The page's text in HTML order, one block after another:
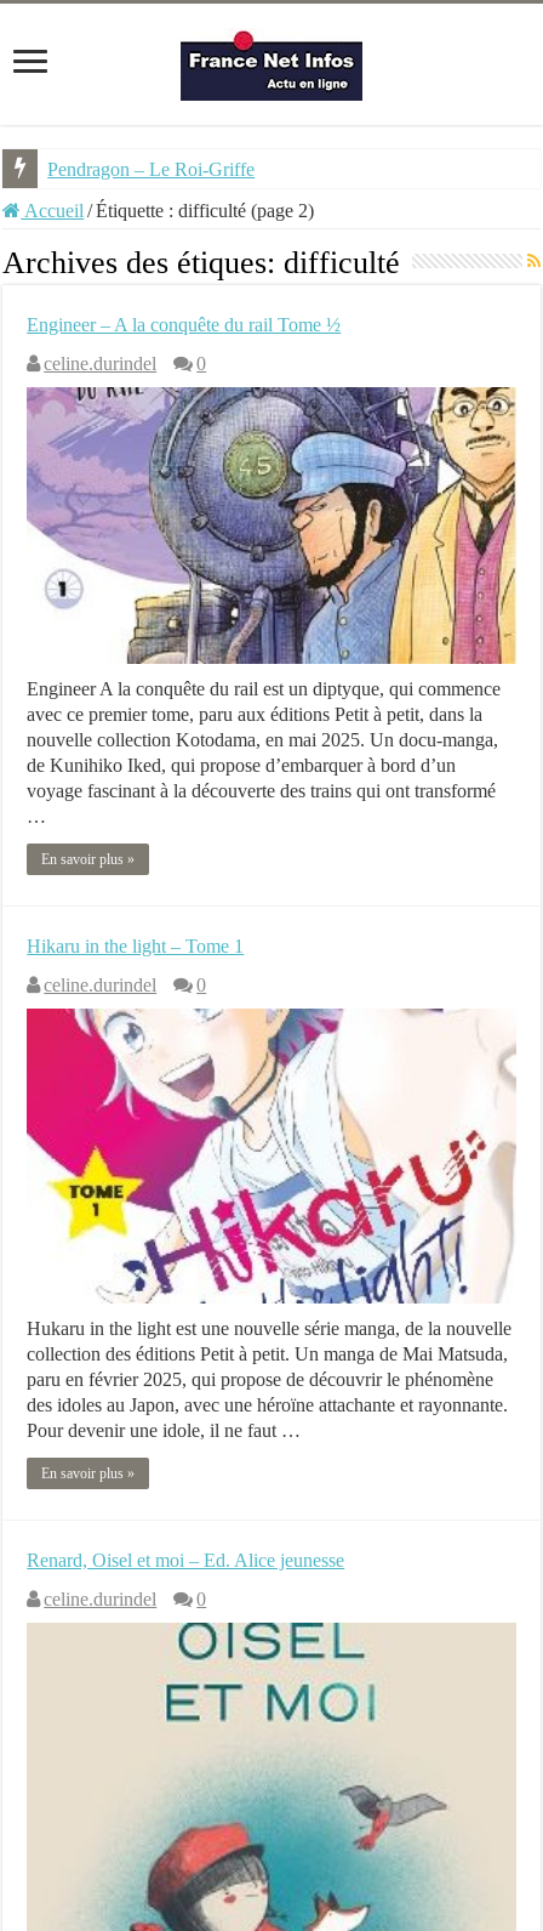
Pendragon – Le Roi-Griffe
Accueil /Étiquette :difficulté (page 2)
Archives des étiques: difficulté
Engineer – A la conquête du rail Tome ½
celine.durindel
0
Engineer A la conquête du rail est un diptyque, qui commence
avec ce premier tome, paru aux éditions Petit à petit, dans la
nouvelle collection Kotodama, en mai 2025. Un docu-manga,
de Kunihiko Iked, qui propose d’embarquer à bord d’un
voyage fascinant à la découverte des trains qui ont transformé
…
En savoir plus »
Hikaru in the light – Tome 1
celine.durindel
0
Hukaru in the light est une nouvelle série manga, de la nouvelle
collection des éditions Petit à petit. Un manga de Mai Matsuda,
paru en février 2025, qui propose de découvrir le phénomène
des idoles au Japon, avec une héroïne attachante et rayonnante.
Pour devenir une idole, il ne faut …
En savoir plus »
Renard, Oisel et moi – Ed. Alice jeunesse
celine.durindel
0